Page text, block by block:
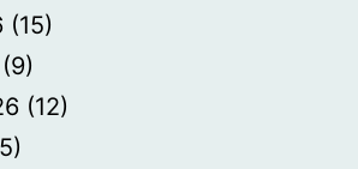
(15)
(9)
(12)